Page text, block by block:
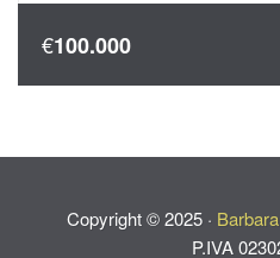
€100.000
Copyright ©2025 ·
P.IVA